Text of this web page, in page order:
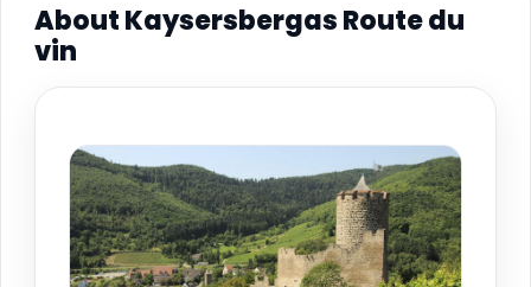
About Kaysersbergas Route du
vin